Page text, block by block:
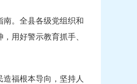
。全县各级党组织和
用好警示教育抓手、
福根本导向，坚持人